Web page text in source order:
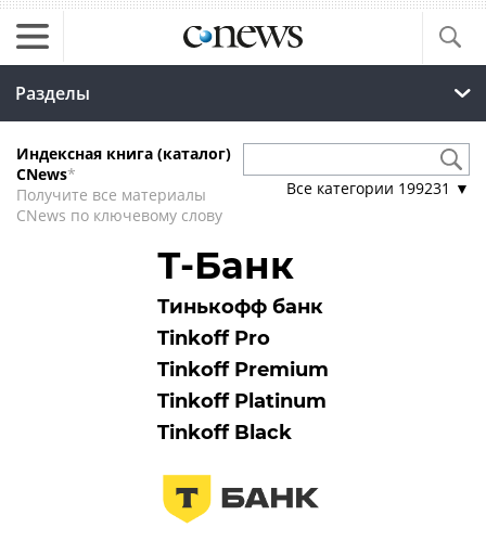
Разделы
Индексная книга (каталог)
CNews*
Получите все материалы
CNews по ключевому слову
Все категории 199231 ▼
Т-Банк
Тинькофф банк
Tinkoff Pro
Tinkoff Premium
Tinkoff Platinum
Tinkoff Black